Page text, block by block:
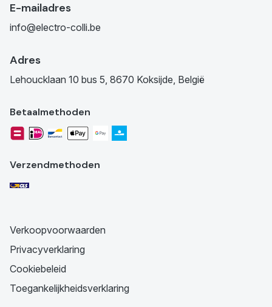
E-mailadres
info@electro-colli.be
Adres
Lehoucklaan 10 bus 5, 8670 Koksijde, België
Betaalmethoden
Verzendmethoden
Verkoopvoorwaarden
Privacyverklaring
Cookiebeleid
Toegankelijkheidsverklaring